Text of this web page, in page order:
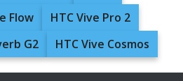
Flow
HTC Vive Pro 2
G2 HTC Vive Cosmos